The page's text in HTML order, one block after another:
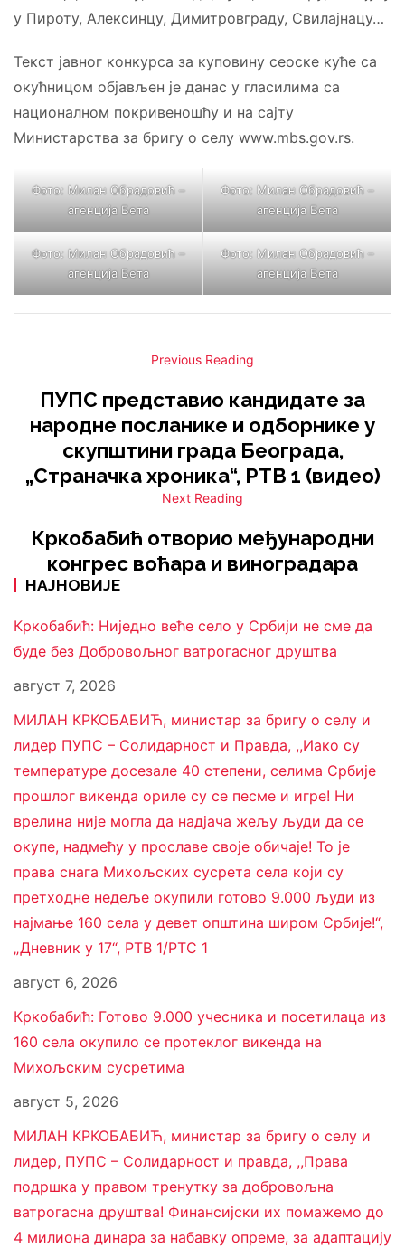
у Пироту, Алексинцу, Димитровграду, Свилајнацу…
Текст јавног конкурса за куповину сеоске куће са
окућницом објављен је данас у гласилима са
националном покривеношћу и на сајту
Министарства за бригу о селу www.mbs.gov.rs.
Фото: Милан Обрадовић –
агенција Бета
Фото: Милан Обрадовић –
агенција Бета
Фото: Милан Обрадовић –
агенција Бета
Фото: Милан Обрадовић –
агенција Бета
Previous Reading
ПУПС представио кандидате за
народне посланике и одборнике у
скупштини града Београда,
„Страначка хроника“, РТВ 1 (видео)
Next Reading
Кркобабић отворио међународни
конгрес воћара и виноградара
НАЈНОВИЈЕ
Кркобабић: Ниједно веће село у Србији не сме да
буде без Добровољног ватрогасног друштва
август 7, 2026
МИЛАН КРКОБАБИЋ, министар за бригу о селу и
лидер ПУПС – Солидарност и Правда, ,,Иако су
температуре досезале 40 степени, селима Србије
прошлог викенда ориле су се песме и игре! Ни
врелина није могла да надјача жељу људи да се
окупе, надмећу у прославе своје обичаје! То је
права снага Михољских сусрета села који су
претходне недеље окупили готово 9.000 људи из
најмање 160 села у девет општина широм Србије!“,
„Дневник у 17“, РТВ 1/РТС 1
август 6, 2026
Кркобабић: Готово 9.000 учесника и посетилаца из
160 села окупило се протеклог викенда на
Михољским сусретима
август 5, 2026
МИЛАН КРКОБАБИЋ, министар за бригу о селу и
лидер, ПУПС – Солидарност и правда, ,,Права
подршка у правом тренутку за добровољна
ватрогасна друштва! Финансијски их помажемо до
4 милиона динара за набавку опреме, за адаптацију